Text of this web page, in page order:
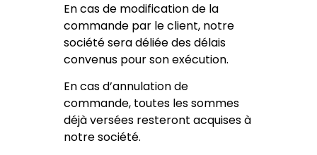
En cas de modification de la
commande par le client, notre
société sera déliée des délais
convenus pour son exécution.
En cas d’annulation de
commande, toutes les sommes
déjà versées resteront acquises à
notre société.